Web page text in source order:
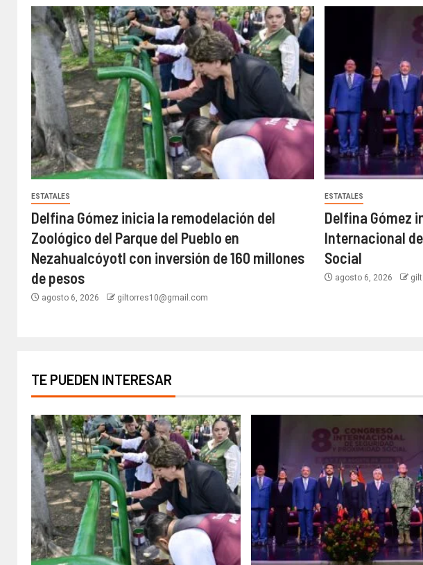
ESTATALES
Delfina Gómez inicia la remodelación del
Zoológico del Parque del Pueblo en
Nezahualcóyotl con inversión de 160 millones
de pesos
agosto 6, 2026 giltorres10@gmail.com
ESTATALES
Delfina Gómez
Internacional
Social
agosto 6, 2026
TE PUEDEN INTERESAR